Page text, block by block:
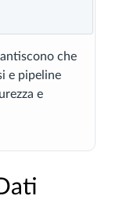
che
e pipeline
e